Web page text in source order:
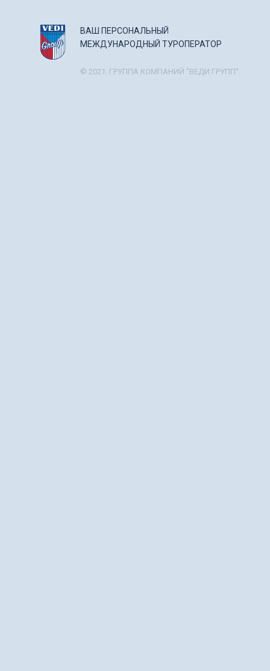
ВАШ ПЕРСОНАЛЬНЫЙ
МЕЖДУНАРОДНЫЙ ТУРОПЕРАТОР
© 2021. ГРУППА КОМПАНИЙ "ВЕДИ ГРУПП".